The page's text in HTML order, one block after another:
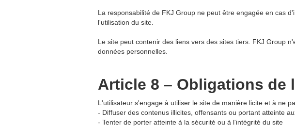
La responsabilité de FKJ Group ne peut être engagée en cas
l'utilisation du site.
Le site peut contenir des liens vers des sites tiers. FKJ Group
données personnelles.
Article 8 – Obligations de
L'utilisateur s'engage à utiliser le site de manière licite et à ne
- Diffuser des contenus illicites, offensants ou portant atteinte
- Tenter de porter atteinte à la sécurité ou à l'intégrité du site